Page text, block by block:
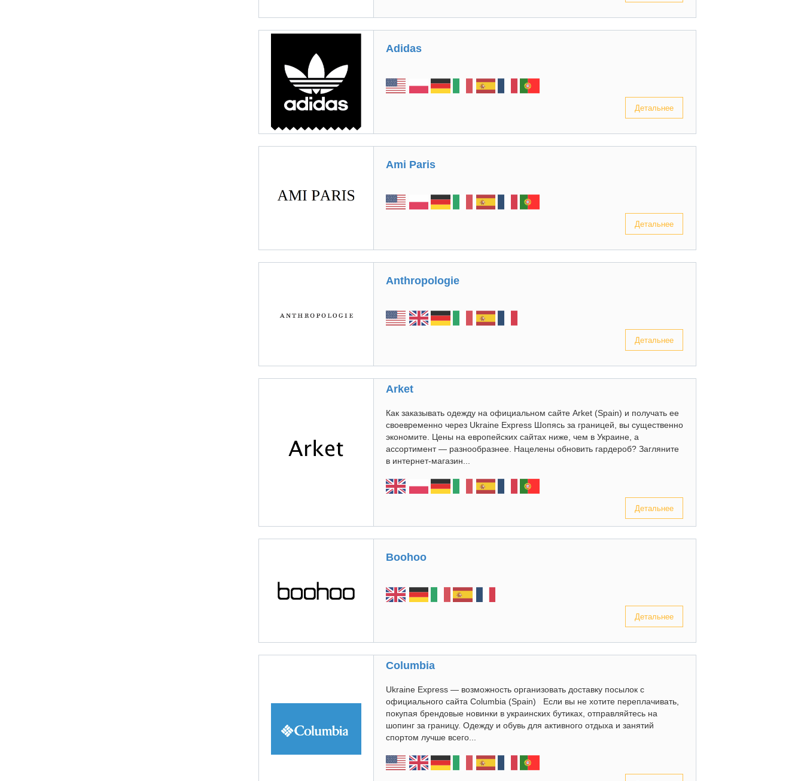
Adidas
Детальнее
Ami Paris
Детальнее
Anthropologie
Детальнее
Arket
Как заказывать одежду на официальном сайте Arket (Spain) и получать ее
своевременно через Ukraine Express Шопясь за границей, вы существенно
экономите. Цены на европейских сайтах ниже, чем в Украине, а
ассортимент — разнообразнее. Нацелены обновить гардероб? Загляните
в интернет-магазин...
Детальнее
Boohoo
Детальнее
Columbia
Ukraine Express — возможность организовать доставку посылок с
официального сайта Columbia (Spain) Если вы не хотите переплачивать,
покупая брендовые новинки в украинских бутиках, отправляйтесь на
шопинг за границу. Одежду и обувь для активного отдыха и занятий
спортом лучше всего...